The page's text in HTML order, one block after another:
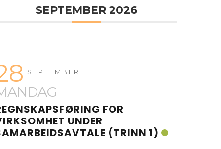
SEPTEMBER 2026
SEPTEMBER
FOR
UNDER
(TRINN 1)